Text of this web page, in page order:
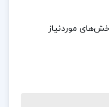
وردی ناصری
موردنیاز